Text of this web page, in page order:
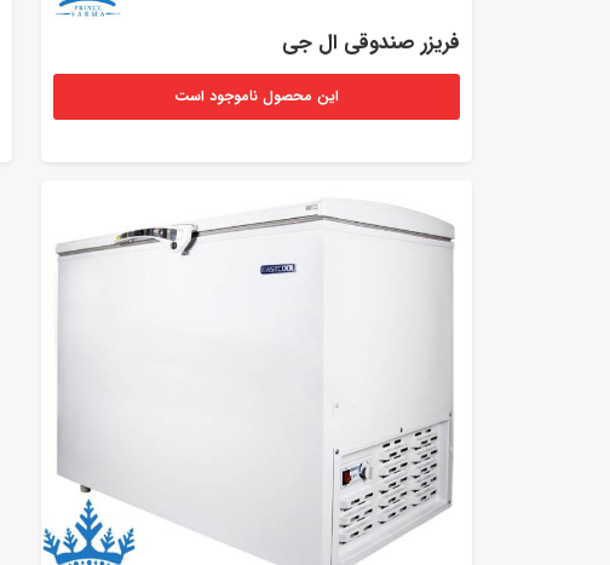
فریزر صندوقی ال جی
این محصول ناموجود است